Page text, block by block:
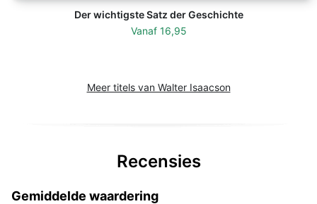
Der wichtigste Satz der Geschichte
Vanaf 16,95
Meer titels van Walter Isaacson
Recensies
Gemiddelde waardering